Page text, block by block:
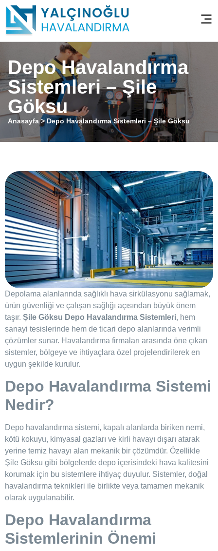
Depo Havalandırma
Sistemleri – Şile
Göksu
Anasayfa>Depo Havalandırma Sistemleri – Şile Göksu
Depolama alanlarında sağlıklı hava sirkülasyonu sağlamak,
ürün güvenliği ve çalışan sağlığı açısından büyük önem
taşır. Şile Göksu Depo Havalandırma Sistemleri, hem
sanayi tesislerinde hem de ticari depo alanlarında verimli
çözümler sunar. Havalandırma firmaları arasında öne çıkan
sistemler, bölgeye ve ihtiyaçlara özel projelendirilerek en
uygun şekilde kurulur.
Depo Havalandırma Sistemi
Nedir?
Depo havalandırma sistemi, kapalı alanlarda biriken nemi,
kötü kokuyu, kimyasal gazları ve kirli havayı dışarı atarak
yerine temiz havayı alan mekanik bir çözümdür. Özellikle
Şile Göksu gibi bölgelerde depo içerisindeki hava kalitesini
korumak için bu sistemlere ihtiyaç duyulur. Sistemler, doğal
havalandırma teknikleri ile birlikte veya tamamen mekanik
olarak uygulanabilir.
Depo Havalandırma
Sistemlerinin Önemi